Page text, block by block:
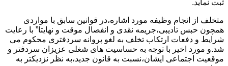
ثبت نماید.
متخلف از انجام وظیفه مورد اشاره،در قوانین سابق با مواردی
همچون حبس تادیبی،جریمه نقدی و انفصال موقت و نهایتا” با رعایت
شرایط و دفعات ارتکاب تخلف به لغو پروانه سردفتری محکوم می
شد.و مورد اخیر با توجه به حساسیت های شغلی عزیزان سردفتر و
موقعیت اجتماعی ایشان،نسبت به قانون جدید،به نظر نزدیکتر به